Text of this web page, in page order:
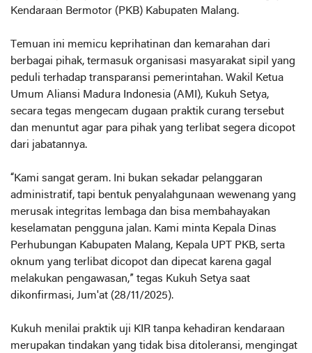
Kendaraan Bermotor (PKB) Kabupaten Malang.
Temuan ini memicu keprihatinan dan kemarahan dari
berbagai pihak, termasuk organisasi masyarakat sipil yang
peduli terhadap transparansi pemerintahan. Wakil Ketua
Umum Aliansi Madura Indonesia (AMI), Kukuh Setya,
secara tegas mengecam dugaan praktik curang tersebut
dan menuntut agar para pihak yang terlibat segera dicopot
dari jabatannya.
“Kami sangat geram. Ini bukan sekadar pelanggaran
administratif, tapi bentuk penyalahgunaan wewenang yang
merusak integritas lembaga dan bisa membahayakan
keselamatan pengguna jalan. Kami minta Kepala Dinas
Perhubungan Kabupaten Malang, Kepala UPT PKB, serta
oknum yang terlibat dicopot dan dipecat karena gagal
melakukan pengawasan,” tegas Kukuh Setya saat
dikonfirmasi, Jum'at (28/11/2025).
Kukuh menilai praktik uji KIR tanpa kehadiran kendaraan
merupakan tindakan yang tidak bisa ditoleransi, mengingat